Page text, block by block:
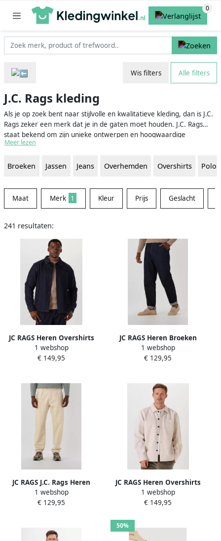
Wis filters Alle filters
J.C. Rags kleding
Als je op zoek bent naar stijlvolle en kwalitatieve kleding, dan is J.C.
Rags zeker een merk dat je in de gaten moet houden. J.C. Rags
staat bekend om zijn unieke ontwerpen en hoogwaardige
materialen die perfect zijn voor de modebewuste man. Dit
andere delen van de wereld dankzij zijn eigentijdse en stijlvolle looks
Meer lezen
Broeken Jassen Jeans Overhemden Overshirts
Maat Merk 1 Kleur Prijs Geslacht
241 resultaten:
JC RAGS Heren Overshirts
Overshirt Roux
Donkerblauw
1 webshop
€ 149,95
JC RAGS Heren Broeken
Pantalon Raheel
Donkerblauw
1 webshop
€ 129,95
JC RAGS J.C. Rags Heren
Broeken Pantalon Raheel
Ecru
1 webshop
€ 129,95
JC RAGS Heren Overshirts
Overshirt Roux Gebroken
Wit
1 webshop
€ 149,95
50%